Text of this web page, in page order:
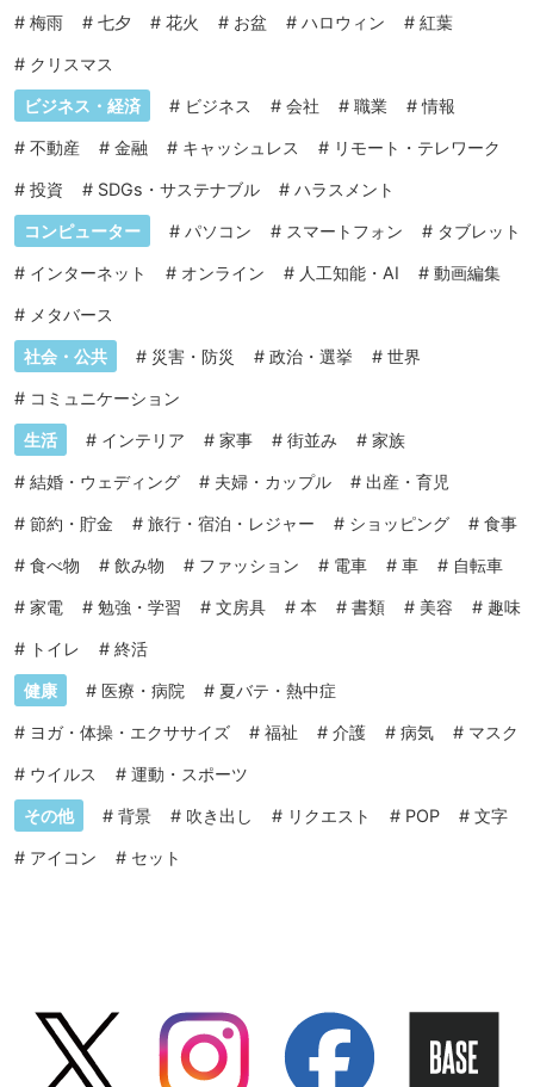
# 梅雨 # 七夕 # 花火 # お盆 # ハロウィン # 紅葉
# クリスマス
ビジネス・経済 # ビジネス # 会社 # 職業 #情報
# 不動産 # 金融 # キャッシュレス # リモート・テレワーク
# 投資 # SDGs・サステナブル # ハラスメント
コンピューター # パソコン # スマートフォン # タブレット
# インターネット # オンライン # 人工知能・AI # 動画編集
# メタバース
社会・公共 # 災害・防災 # 政治・選挙 # 世界
# コミュニケーション
生活 # インテリア # 家事 # 街並み # 家族
# 結婚・ウェディング # 夫婦・カップル # 出産・育児
# 節約・貯金 # 旅行・宿泊・レジャー # ショッピング # 食事
# 食べ物 # 飲み物 # ファッション # 電車 # 車 # 自転車
# 家電 # 勉強・学習 # 文房具 # 本 # 書類 # 美容 # 趣味
# トイレ # 終活
健康 # 医療・病院 # 夏バテ・熱中症
# ヨガ・体操・エクササイズ # 福祉 # 介護 # 病気 # マスク
# ウイルス # 運動・スポーツ
その他 # 背景 # 吹き出し # リクエスト # POP # 文字
# アイコン # セット